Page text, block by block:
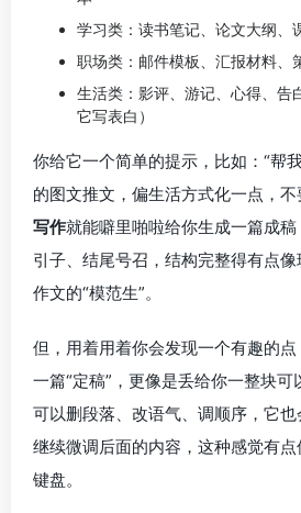
学习类：读书笔记、论文大纲、
职场类：邮件模板、汇报材料、
生活类：影评、游记、心得、告
它写表白）
你给它一个简单的提示，比如：“帮
的图文推文，偏生活方式化一点，不
写作就能噼里啪啦给你生成一篇成
引子、结尾号召，结构完整得有点
作文的“模范生”。
但，用着用着你会发现一个有趣的
一篇“定稿”，更像是丢给你一整块
可以删段落、改语气、调顺序，它
继续微调后面的内容，这种感觉有
键盘。